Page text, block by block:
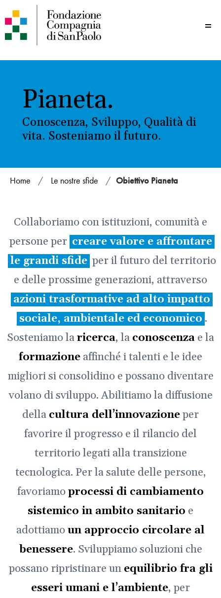
Pianeta.
Conoscenza, Sviluppo, Qualità di
vita. Sosteniamo il futuro.
Home / Le nostre sfide / Obiettivo Pianeta
Collaboriamo con istituzioni, comunità e
persone per creare valore e affrontare
le grandi sfide per il futuro del territorio
e delle prossime generazioni, attraverso
azioni trasformative ad alto impatto
sociale, ambientale ed economico .
Sosteniamo laricerca, la conoscenza e la
formazione affinché i talenti e le idee
migliori si consolidino e possano diventare
volano di sviluppo. Abilitiamo la diffusione
della cultura dell’innovazioneper
favorire il progresso e il rilancio del
territorio legati alla transizione
tecnologica. Per la salute delle persone,
favoriamoprocessi di cambiamento
sistemico in ambito sanitario e
adottiamoun approccio circolare al
benessere. Sviluppiamo soluzioni che
possano ripristinare un equilibrio fra gli
esseri umani e l’ambiente, per